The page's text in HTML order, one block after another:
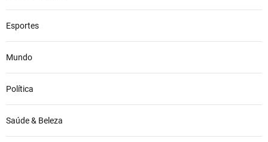
Esportes
Mundo
Política
Saúde & Beleza